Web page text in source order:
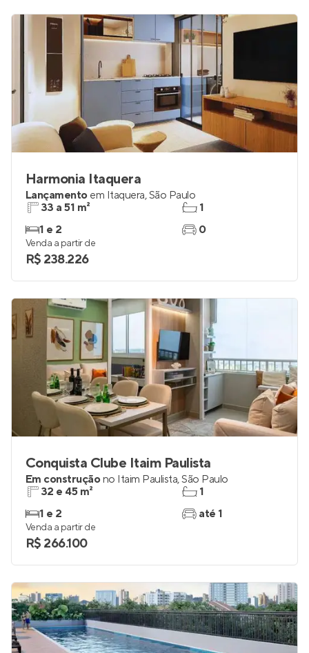
Harmonia Itaquera
Lançamento em Itaquera,São Paulo
33 a 51 m²
1 e 2
1
0
Venda a partir de
R$ 238.226
Conquista Clube Itaim Paulista
Em construçãono Itaim Paulista,São Paulo
32 e 45 m²
1 e 2
1
até 1
Venda a partir de
R$ 266.100